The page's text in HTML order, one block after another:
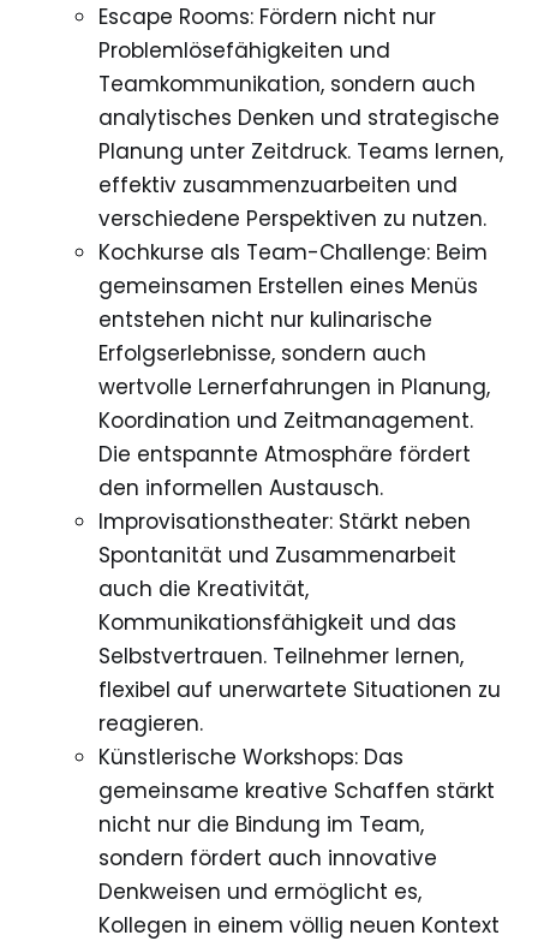
Escape Rooms: Fördern nicht nur
Problemlösefähigkeiten und
Teamkommunikation, sondern auch
analytisches Denken und strategische
Planung unter Zeitdruck. Teams lernen,
effektiv zusammenzuarbeiten und
verschiedene Perspektiven zu nutzen.
Kochkurse als Team-Challenge: Beim
gemeinsamen Erstellen eines Menüs
entstehen nicht nur kulinarische
Erfolgserlebnisse, sondern auch
wertvolle Lernerfahrungen in Planung,
Koordination und Zeitmanagement.
Die entspannte Atmosphäre fördert
den informellen Austausch.
Improvisationstheater: Stärkt neben
Spontanität und Zusammenarbeit
auch die Kreativität,
Kommunikationsfähigkeit und das
Selbstvertrauen. Teilnehmer lernen,
flexibel auf unerwartete Situationen zu
reagieren.
Künstlerische Workshops: Das
gemeinsame kreative Schaffen stärkt
nicht nur die Bindung im Team,
sondern fördert auch innovative
Denkweisen und ermöglicht es,
Kollegen in einem völlig neuen Kontext